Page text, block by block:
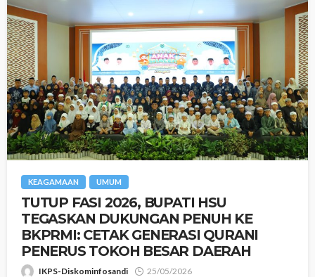
KEAGAMAAN UMUM
‎TUTUP FASI 2026, BUPATI HSU
TEGASKAN DUKUNGAN PENUH KE
BKPRMI: CETAK GENERASI QURANI
PENERUS TOKOH BESAR DAERAH
IKPS-Diskominfosandi 25/05/2026